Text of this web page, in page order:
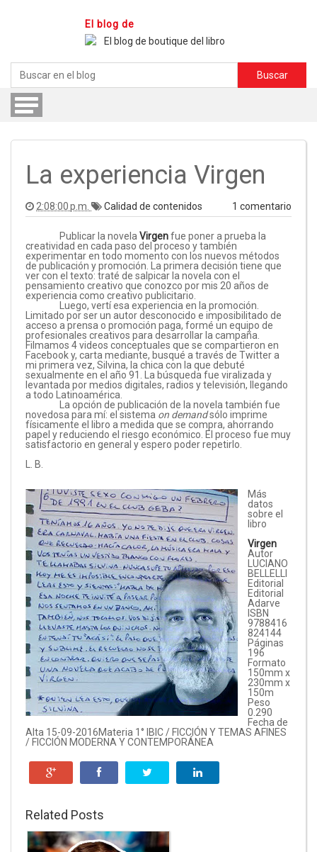
El blog de
T
o
g
g
le
n
t
i
La experiencia Virgen
2:08:00 p.m. Calidad de contenidos 1 comentario
Publicar la novela Virgenfue poner a prueba la
creatividad en cada paso del proceso y también
experimentar en todo momento con los nuevos métodos
de publicación y promoción. La primera decisión tiene que
ver con el texto: traté de salpicar la novela con el
pensamiento creativo que conozco por mis 20 años de
experiencia como creativo publicitario.
Luego, vertí esa experiencia en la promoción.
Limitado por ser un autor desconocido e imposibilitado de
acceso a prensa o promoción paga, formé un equipo de
profesionales creativos para desarrollar la campaña.
Filmamos 4 videos conceptuales que se compartieron en
Facebook y, carta mediante, busqué a través de Twitter a
mi primera vez, Silvina, la chica con la que debuté
sexualmente en el año 91. La búsqueda fue viralizada y
levantada por medios digitales, radios y televisión, llegando
a todo Latinoamérica.
La opción de publicación de la novela también fue
novedosa para mí: el sistema on demandsólo imprime
físicamente el libro a medida que se compra, ahorrando
papel y reduciendo el riesgo económico. El proceso fue muy
satisfactorio en general y espero poder repetirlo.
L. B.
Más
datos
sobre el
libro
Virgen
Autor
LUCIANO
BELLELLI
Editorial
Editorial
Adarve
ISBN
9788416
824144
Páginas
196
Formato
150mm x
230mm x
150m
Peso
0.290
Fecha de
Alta 15-09-2016Materia 1° IBIC / FICCIÓN Y TEMAS AFINES
/ FICCIÓN MODERNA Y CONTEMPORÁNEA
Related Posts